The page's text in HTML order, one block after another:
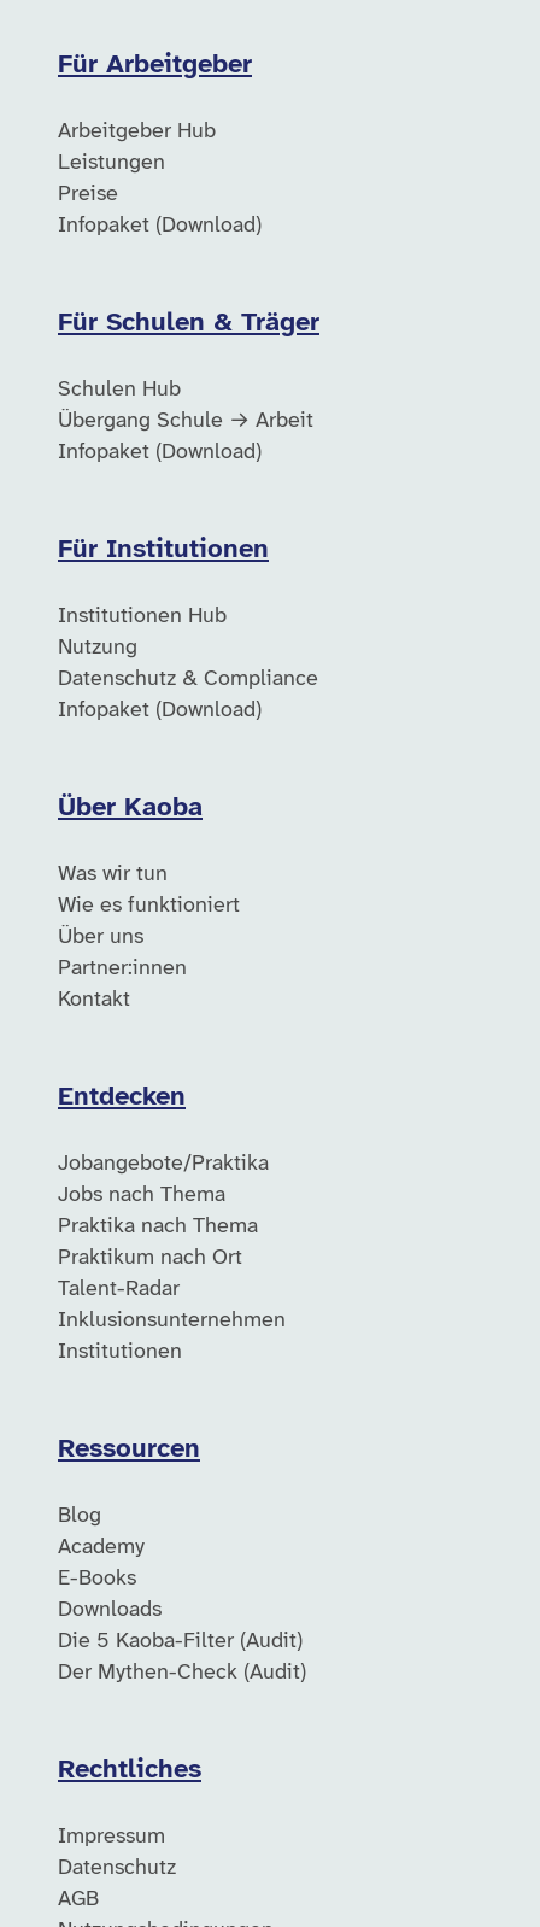
Für Arbeitgeber
Arbeitgeber Hub
Leistungen
Preise
Infopaket (Download)
Für Schulen & Träger
Schulen Hub
Übergang Schule → Arbeit
Infopaket (Download)
Für Institutionen
Institutionen Hub
Nutzung
Datenschutz & Compliance
Infopaket (Download)
Über Kaoba
Was wir tun
Wie es funktioniert
Über uns
Partner:innen
Kontakt
Entdecken
Jobangebote/Praktika
Jobs nach Thema
Praktika nach Thema
Praktikum nach Ort
Talent-Radar
Inklusionsunternehmen
Institutionen
Ressourcen
Blog
Academy
E-Books
Downloads
Die 5 Kaoba-Filter (Audit)
Der Mythen-Check (Audit)
Rechtliches
Impressum
Datenschutz
AGB